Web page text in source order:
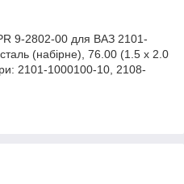
9-2802-00 для ВАЗ 2101-
(набірне), 76.00 (1.5 х 2.0
2101-1000100-10, 2108-